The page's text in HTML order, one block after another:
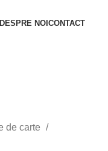
DESPRE NOICONTACT
de carte